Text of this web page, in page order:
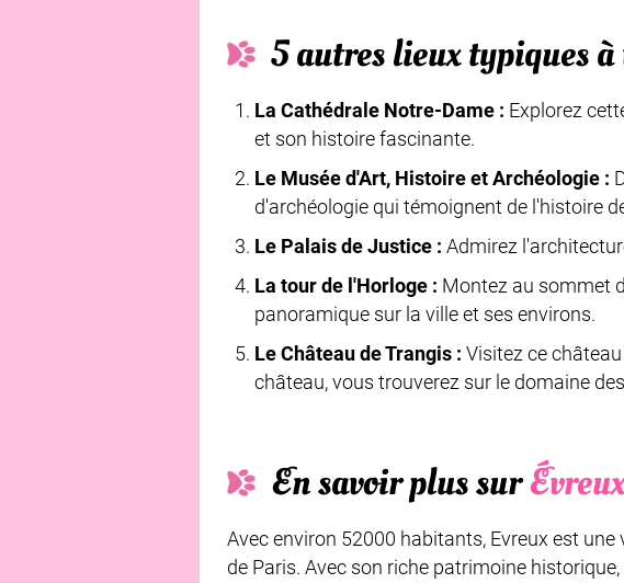
5 autres lieux typiques
La Cathédrale Notre-Dame : Explorez
et son histoire fascinante.
Le Musée d'Art, Histoire et Archéologie :
d'archéologie qui témoignent de l'histoire
Le Palais de Justice : Admirez
La tour de l'Horloge : Montez au sommet
panoramique sur la ville et ses environs.
Le Château de Trangis : Visitez ce
château, vous trouverez sur le domaine
En savoir plus surÉvreux
Avec environ 52000 habitants, Evreux est
de Paris. Avec son riche patrimoine